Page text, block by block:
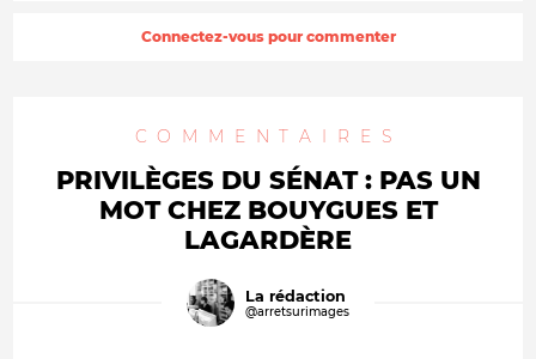
Connectez-vous pour commenter
COMMENTAIRES
PRIVILÈGES DU SÉNAT : PAS UN
MOT CHEZ BOUYGUES ET
LAGARDÈRE
La rédaction
@arretsurimages